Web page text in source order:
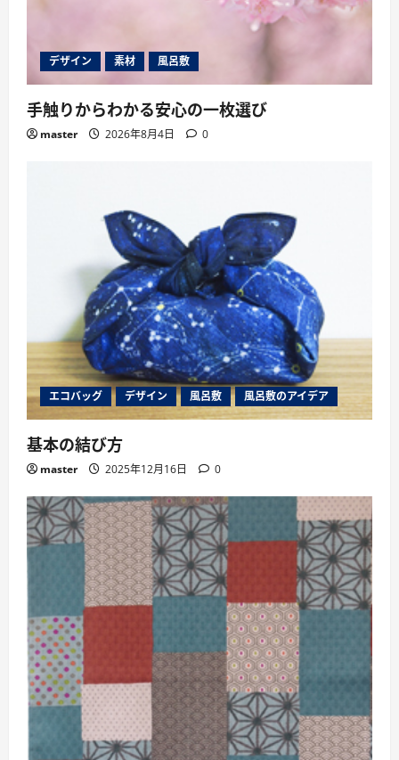
デザイン 素材 風呂敷
手触りからわかる安心の一枚選び
master 2026年8月4日 0
エコバッグ デザイン 風呂敷 風呂敷のアイデア
基本の結び方
master 2025年12月16日 0